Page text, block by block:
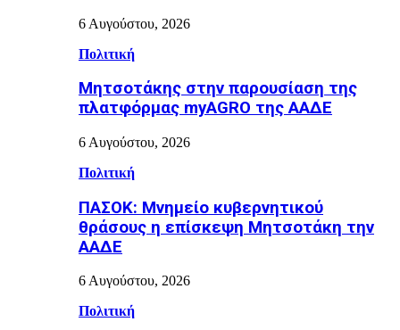
6 Αυγούστου, 2026
Πολιτική
Μητσοτάκης στην παρουσίαση της
πλατφόρμας myAGRO της ΑΑΔΕ
6 Αυγούστου, 2026
Πολιτική
ΠΑΣΟΚ: Μνημείο κυβερνητικού
θράσους η επίσκεψη Μητσοτάκη την
ΑΑΔΕ
6 Αυγούστου, 2026
Πολιτική